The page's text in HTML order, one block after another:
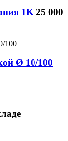
1K 25 000
Ø 10/100